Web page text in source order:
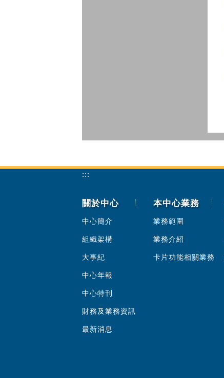
:::
關於中心
中心簡介
組織架構
大事紀
中心年報
中心特刊
財務及業務資訊
最新消息
本中心業務
業務範圍
業務介紹
卡片功能相關業務